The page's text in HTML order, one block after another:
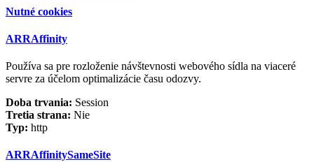
Nutné cookies
ARRAffinity
Používa sa pre rozloženie návštevnosti webového sídla na viaceré
servre za účelom optimalizácie času odozvy.
Doba trvania: Session
Tretia strana: Nie
Typ: http
ARRAffinitySameSite